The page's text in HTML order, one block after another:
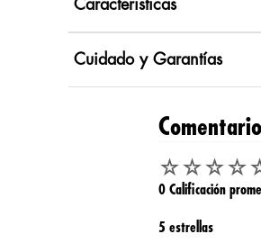
Caracteristicas
Cuidado y Garantías
☆☆☆☆
0 Calificación
5 estrellas